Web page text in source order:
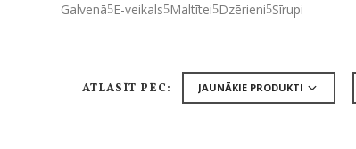
Galvenā E-veikals Maltītei Dzērieni Sīrupi
ATLASĪT PĒC: